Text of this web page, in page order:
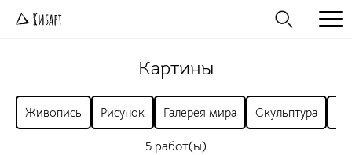
Картины
Живопись Рисунок Галерея мира Скульптура
5 работ(ы)